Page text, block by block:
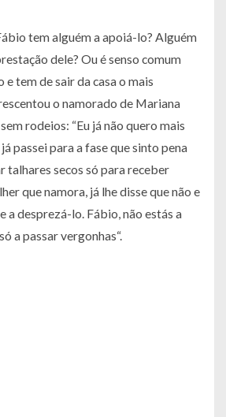
tem alguém a apoiá-lo? Alguém
dele? Ou é senso comum
tem de sair da casa o mais
o namorado de Mariana
rodeios: “Eu já não quero mais
passei para a fase que sinto pena
talhares secos só para receber
que namora, já lhe disse que não e
a desprezá-lo. Fábio, não estás a
a passar vergonhas“.